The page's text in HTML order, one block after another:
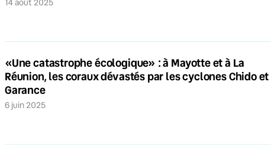
14 août 2025
«Une catastrophe écologique» : à Mayotte et à La
Réunion, les coraux dévastés par les cyclones Chido et
Garance
6 juin 2025